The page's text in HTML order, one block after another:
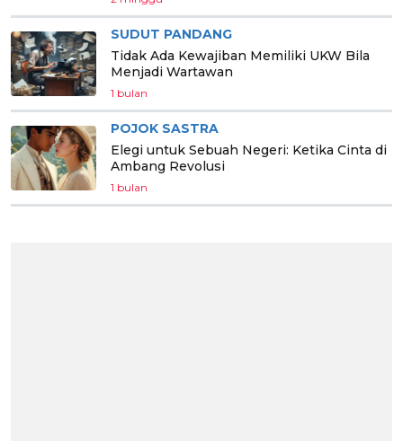
SUDUT PANDANG
Tidak Ada Kewajiban Memiliki UKW Bila
Menjadi Wartawan
1 bulan
POJOK SASTRA
Elegi untuk Sebuah Negeri: Ketika Cinta di
Ambang Revolusi
1 bulan